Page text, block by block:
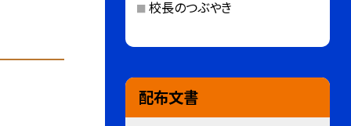
校長のつぶやき
配布文書